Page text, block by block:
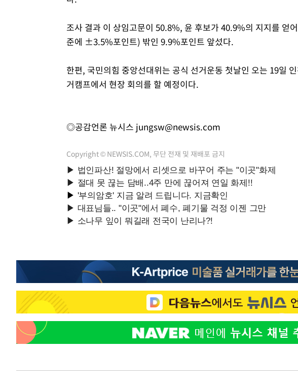
조사 결과 이 상임고문이 50.8%, 윤 후보가 40.9%의 지지를 얻
준에 ±3.5%포인트) 밖인 9.9%포인트 앞섰다.
한편, 국민의힘 중앙선대위는 공식 선거운동 첫날인 오는 19일
거캠프에서 현장 회의를 할 예정이다.
◎공감언론 뉴시스 jungsw@newsis.com
Copyright © NEWSIS.COM, 무단 전재 및 재배포 금지